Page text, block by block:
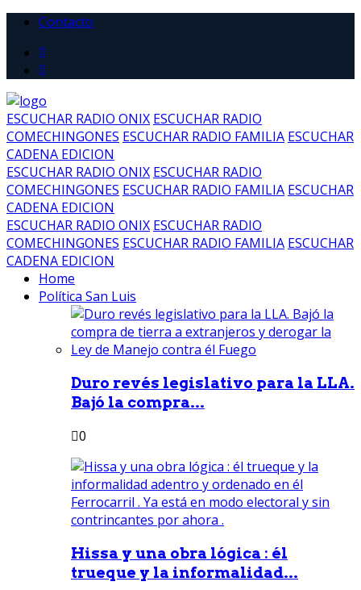
Contacto
ESCUCHAR RADIO ONIX ESCUCHAR RADIO
COMECHINGONES ESCUCHAR RADIO FAMILIA ESCUCHAR
CADENA EDICION
ESCUCHAR RADIO ONIX ESCUCHAR RADIO
COMECHINGONES ESCUCHAR RADIO FAMILIA ESCUCHAR
CADENA EDICION
ESCUCHAR RADIO ONIX ESCUCHAR RADIO
COMECHINGONES ESCUCHAR RADIO FAMILIA ESCUCHAR
CADENA EDICION
Home
Política San Luis
Duro revés legislativo para la LLA.
Bajó la compra...
0
Hissa y una obra lógica : él
trueque y la informalidad...